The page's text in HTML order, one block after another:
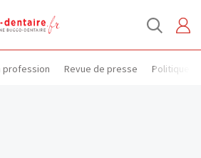
profession Revue de presse Politique